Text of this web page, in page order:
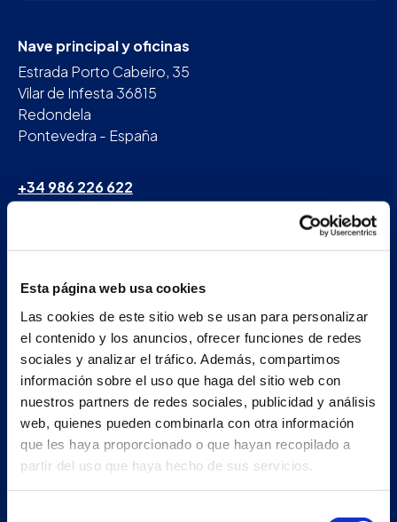
Esta página web usa cookies
Las cookies de este sitio web se usan para personalizar
el contenido y los anuncios, ofrecer funciones de redes
sociales y analizar el tráfico. Además, compartimos
información sobre el uso que haga del sitio web con
nuestros partners de redes sociales, publicidad y análisis
web, quienes pueden combinarla con otra información
que les haya proporcionado o que hayan recopilado a
partir del uso que haya hecho de sus servicios.
Nave principal y oficinas
Estrada Porto Cabeiro, 35
Vilar de Infesta 36815
Redondela
Pontevedra - España
+34 986 226 622